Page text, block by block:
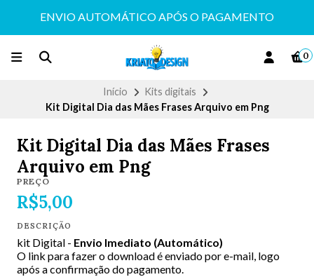
ENVIO AUTOMÁTICO APÓS O PAGAMENTO
0
Início
Kits digitais
Kit Digital Dia das Mães Frases Arquivo em Png
Kit Digital Dia das Mães Frases
Arquivo em Png
PREÇO
R$5,00
DESCRIÇÃO
kit Digital - Envio Imediato (Automático)
O link para fazer o download é enviado por e-mail, logo
após a confirmação do pagamento.